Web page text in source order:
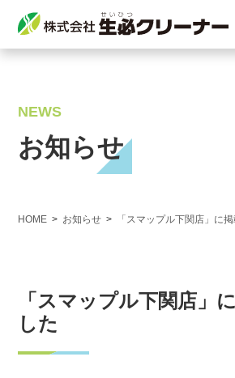
NEWS
お知らせ
HOME お知らせ 「スマップル下関店」に
「スマップル下関店」
した